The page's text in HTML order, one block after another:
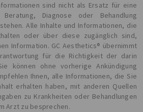
sind nicht als Ersatz für eine
Diagnose oder Behandlung
Alle Inhalte und Informationen, die
oder über diese zugänglich sind,
Information. GC Aesthetics® übernimmt
für die Richtigkeit der darin
können ohne vorherige Ankündigung
Ihnen, alle Informationen, die Sie
erhalten haben, mit anderen Quellen
zu Krankheiten oder Behandlungen
Arzt zu besprechen.